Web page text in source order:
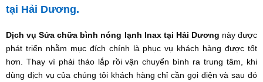
tại Hải Dương.
Dịch vụ Sửa chữa bình nóng lạnh Inax tại Hải Dương này được
phát triển nhằm mục đích chính là phục vụ khách hàng được tốt
hơn. Thay vì phải tháo lắp rồi vận chuyển bình ra trung tâm, khi
dùng dịch vụ của chúng tôi khách hàng chỉ cần gọi điện và sau đó